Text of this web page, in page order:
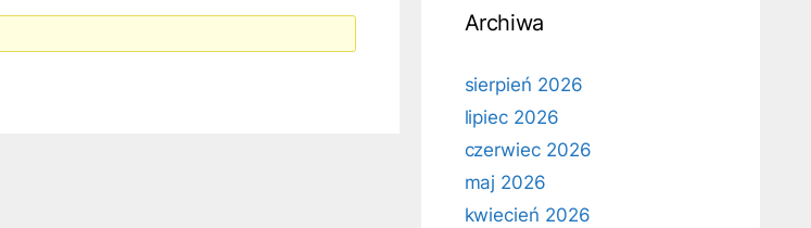
Archiwa
sierpień 2026
lipiec 2026
czerwiec 2026
maj 2026
kwiecień 2026